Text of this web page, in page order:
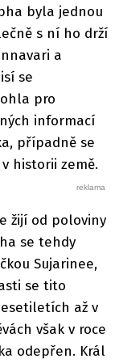
byla jednou
s ní ho drží
a
se
pro
informací
případně se
historii země.
žijí od poloviny
se tehdy
Sujarinee,
se tito
až v
však v roce
odepřen. Král